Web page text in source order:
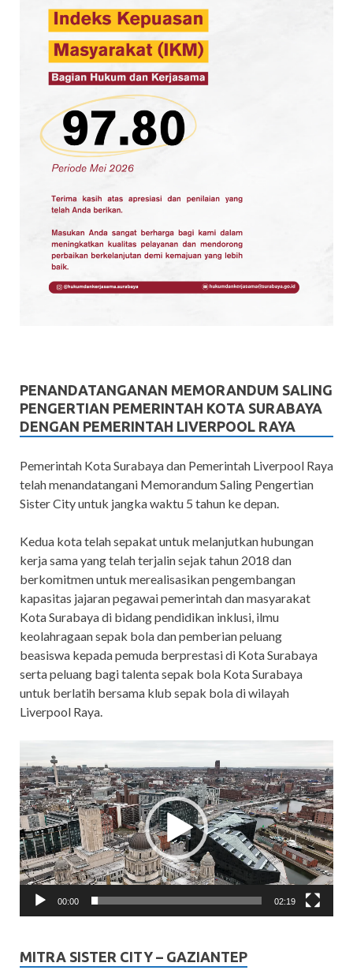
PENANDATANGANAN MEMORANDUM SALING
PENGERTIAN PEMERINTAH KOTA SURABAYA
DENGAN PEMERINTAH LIVERPOOL RAYA
Pemerintah Kota Surabaya dan Pemerintah Liverpool Raya
telah menandatangani Memorandum Saling Pengertian
Sister City untuk jangka waktu 5 tahun ke depan.
Kedua kota telah sepakat untuk melanjutkan hubungan
kerja sama yang telah terjalin sejak tahun 2018 dan
berkomitmen untuk merealisasikan pengembangan
kapasitas jajaran pegawai pemerintah dan masyarakat
Kota Surabaya di bidang pendidikan inklusi, ilmu
keolahragaan sepak bola dan pemberian peluang
beasiswa kepada pemuda berprestasi di Kota Surabaya
serta peluang bagi talenta sepak bola Kota Surabaya
untuk berlatih bersama klub sepak bola di wilayah
Liverpool Raya.
Player
00:00 02:19
MITRA SISTER CITY – GAZIANTEP